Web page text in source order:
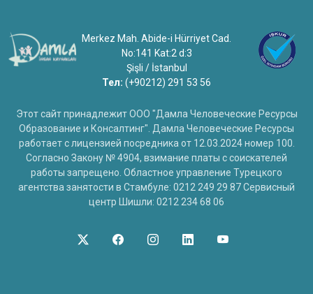
Merkez Mah. Abide-i Hürriyet Cad.
No:141 Kat:2 d:3
Şişli / İstanbul
Тел: (+90212) 291 53 56
Этот сайт принадлежит ООО "Дамла Человеческие Ресурсы
Образование и Консалтинг". Дамла Человеческие Ресурсы
работает с лицензией посредника от 12.03.2024 номер 100.
Согласно Закону № 4904, взимание платы с соискателей
работы запрещено. Областное управление Турецкого
агентства занятости в Стамбуле: 0212 249 29 87 Сервисный
центр Шишли: 0212 234 68 06